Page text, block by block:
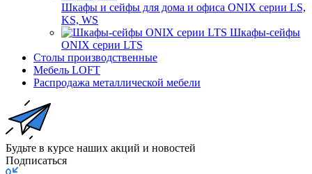
Шкафы и сейфы для дома и офиса ONIX серии LS,
KS, WS
Шкафы-сейфы
ONIX серии LTS
Столы производственные
Мебель LOFT
Распродажа металлической мебели
Будьте в курсе наших акций и новостей
Подписаться